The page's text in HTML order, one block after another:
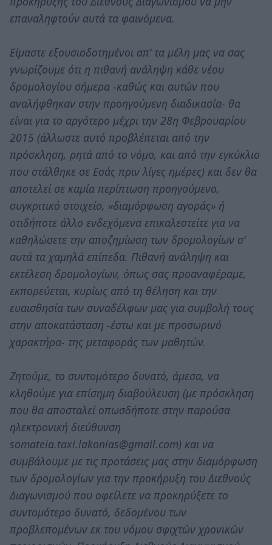
επαναληφτούν αυτά τα φαινόμενα.
Είμαστε εξουσιοδοτημένοι απ’ τα μέλη μας να σας
γνωρίζουμε ότι η πιθανή ανάληψη κάθε νέου
δρομολογίου σήμερα -καθώς και αυτών που
αναλήφθηκαν στην προηγούμενη διαδικασία- θα
είναι για το αργότερο μέχρι την 28η Φεβρουαρίου
2015 (άλλωστε αυτό προβλέπεται από την
πρόσκληση, ρητά από το νόμο, και από την εγκύκλιο
που στάλθηκε σε Εσάς πριν λίγες ημέρες) και δεν θα
αποτελεί σε καμία περίπτωση προηγούμενο,
συγκριτικό στοιχείο, «διαμόρφωση αγοράς» ή
οτιδήποτε άλλο ενδεχόμενα επικαλεστείτε για να
καθηλώσετε την αποζημίωση των δρομολογίων σ’
αυτά τα χαμηλά επίπεδα. Πιθανή ανάληψη και
εκτέλεση δρομολογίων, όπως σας προαναφέραμε,
εκπορεύεται, κυρίως από τη θέληση και την
ευαισθησία των συναδέλφων μας για συμβολή τους
στην αποκατάσταση -έστω και με προσωρινό
χαρακτήρα- της μεταφοράς των μαθητών.
Ζητούμε, τo συντομότερο δυνατό, άμεσα, να
κληθούμε για επίσημη διαβούλευση (με πρόσκληση
που θα αποσταλεί οπωσδήποτε στην παρούσα
ηλεκτρονική διεύθυνση
somateia.taxi.lakonias@gmail.com) και να
συμβάλουμε με τις προτάσεις μας στην διαμόρφωση
των δρομολογίων για την προκήρυξη του Διεθνούς
Διαγωνισμού που οφείλετε να προκηρύξετε το
συντομότερο δυνατό, δεδομένου των
προβλεπομένων εκ του νόμου σφιχτών χρονικών